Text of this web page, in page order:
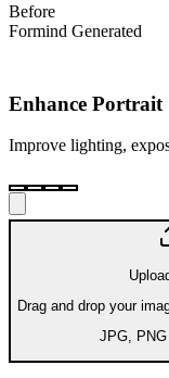
Before
Formind Generated
Enhance Portrait
Improve lighting,
Drag and drop your
JPG,